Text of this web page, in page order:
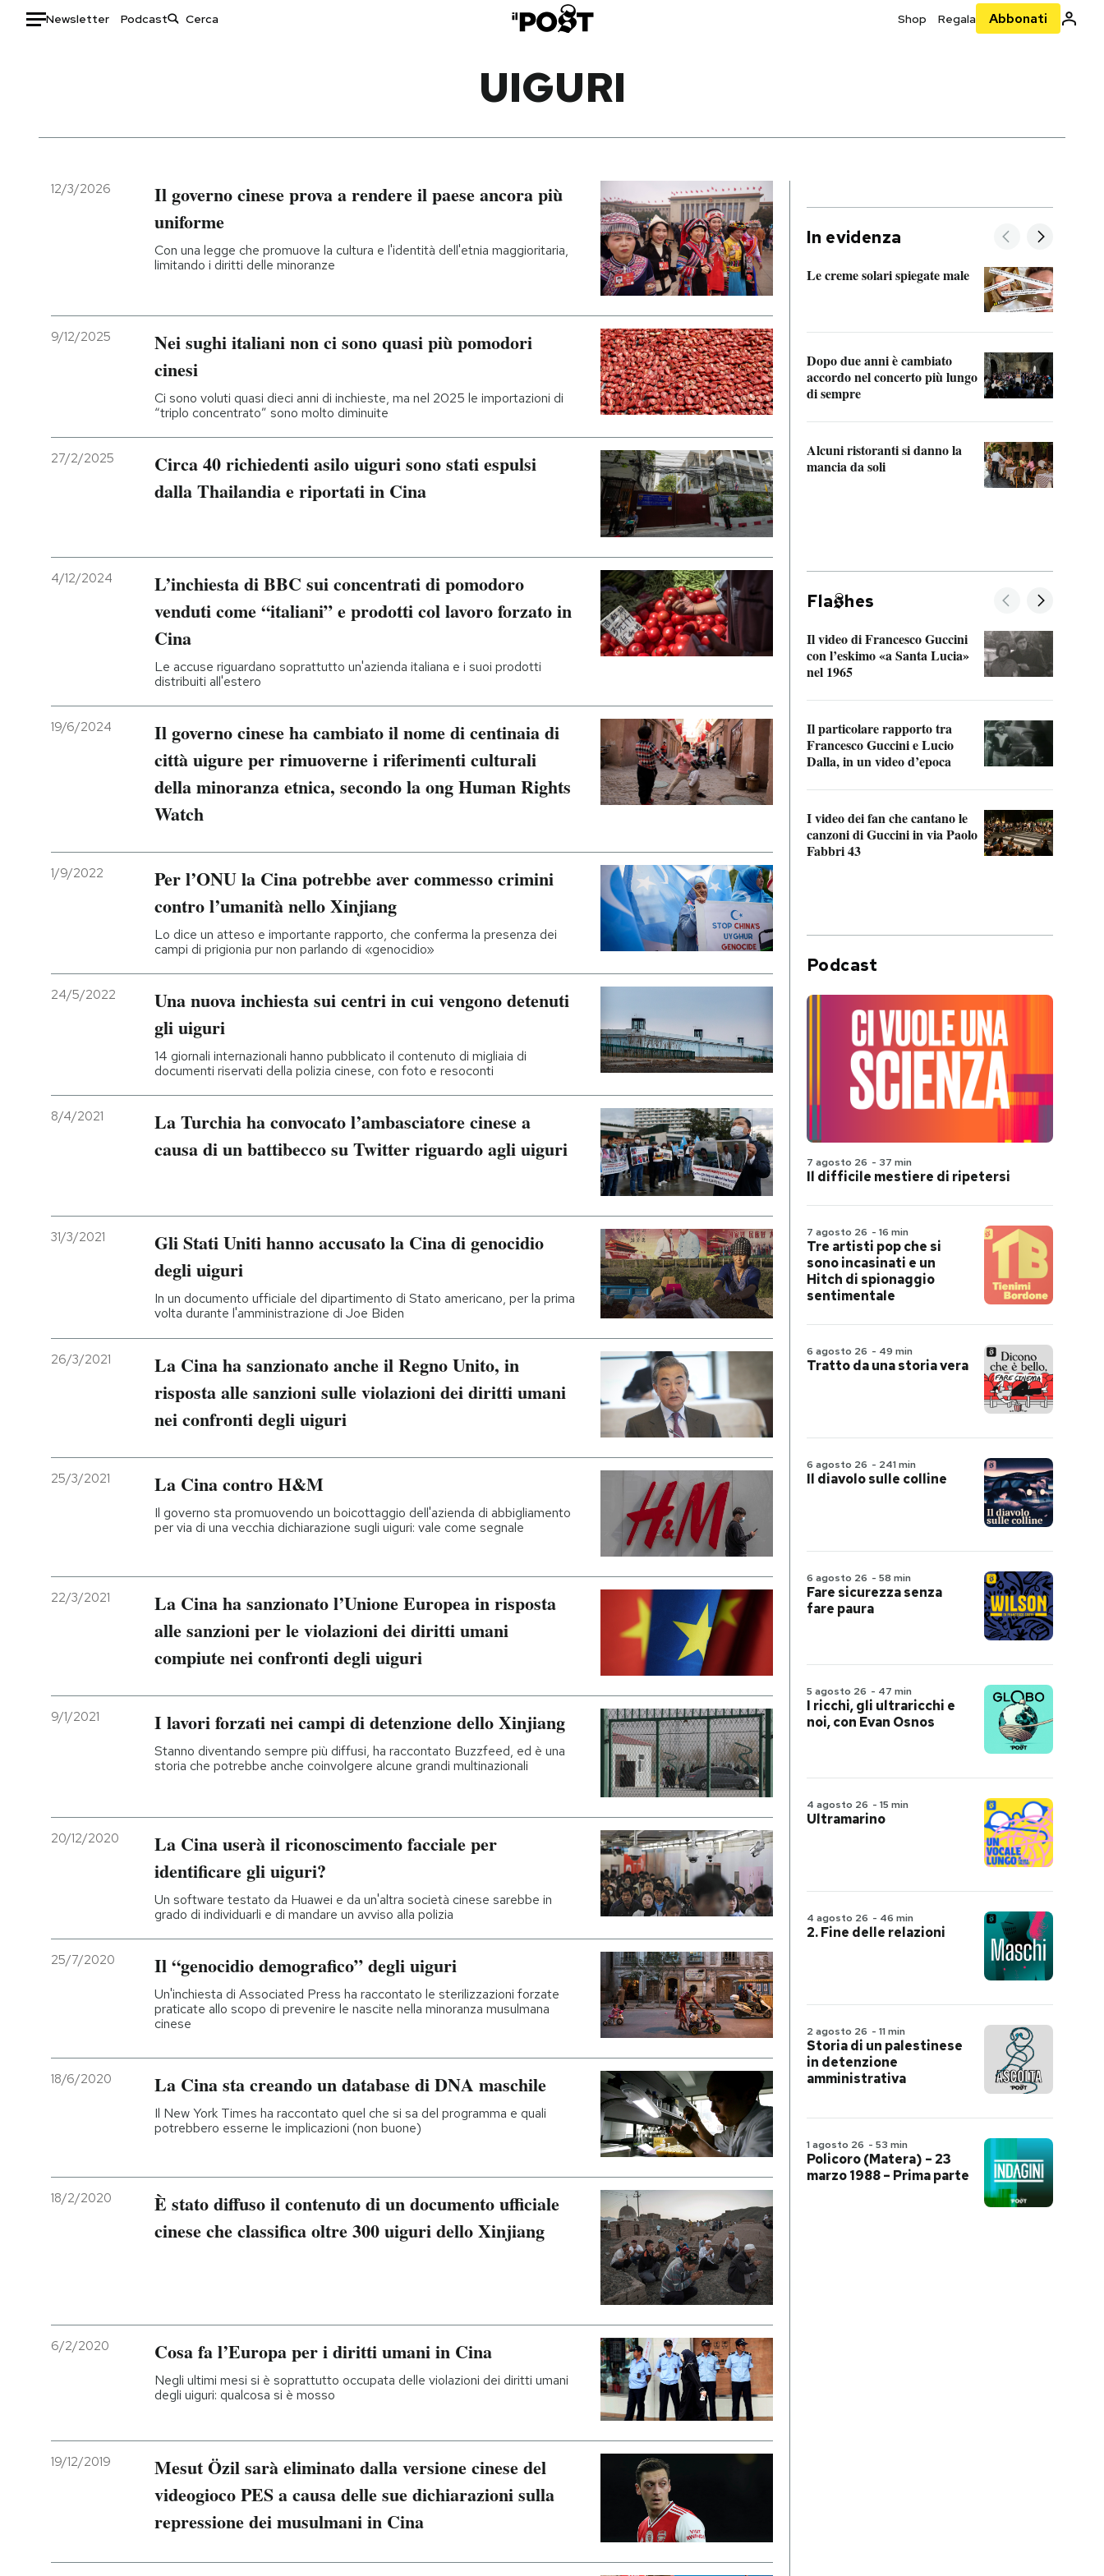
Newsletter Podcast Shop Regala Abbonati
Italia
Politica
Moda
Ok Boomer!
Media
NEWSLETTER
AREA PERSONALE
Entra
UIGURI
12/3/2026
Il governo cinese prova a rendere il paese ancora più
uniforme
Con una legge che promuove la cultura e l'identità dell'etnia maggioritaria,
limitando i diritti delle minoranze
9/12/2025
Nei sughi italiani non ci sono quasi più pomodori
cinesi
Ci sono voluti quasi dieci anni di inchieste, ma nel 2025 le importazioni di
“triplo concentrato” sono molto diminuite
27/2/2025
Circa 40 richiedenti asilo uiguri sono stati espulsi
dalla Thailandia e riportati in Cina
4/12/2024
L’inchiesta di BBC sui concentrati di pomodoro
venduti come “italiani” e prodotti col lavoro forzato in
Cina
Le accuse riguardano soprattutto un'azienda italiana e i suoi prodotti
distribuiti all'estero
19/6/2024
Il governo cinese ha cambiato il nome di centinaia di
città uigure per rimuoverne i riferimenti culturali
della minoranza etnica, secondo la ong Human Rights
Watch
1/9/2022
Per l’ONU la Cina potrebbe aver commesso crimini
contro l’umanità nello Xinjiang
Lo dice un atteso e importante rapporto, che conferma la presenza dei
campi di prigionia pur non parlando di «genocidio»
24/5/2022
Una nuova inchiesta sui centri in cui vengono detenuti
gli uiguri
14 giornali internazionali hanno pubblicato il contenuto di migliaia di
documenti riservati della polizia cinese, con foto e resoconti
8/4/2021
La Turchia ha convocato l’ambasciatore cinese a
causa di un battibecco su Twitter riguardo agli uiguri
31/3/2021
Gli Stati Uniti hanno accusato la Cina di genocidio
degli uiguri
In un documento ufficiale del dipartimento di Stato americano, per la prima
volta durante l'amministrazione di Joe Biden
26/3/2021
La Cina ha sanzionato anche il Regno Unito, in
risposta alle sanzioni sulle violazioni dei diritti umani
nei confronti degli uiguri
25/3/2021 La Cina contro H&M
Il governo sta promuovendo un boicottaggio dell'azienda di abbigliamento
per via di una vecchia dichiarazione sugli uiguri: vale come segnale
22/3/2021
La Cina ha sanzionato l’Unione Europea in risposta
alle sanzioni per le violazioni dei diritti umani
compiute nei confronti degli uiguri
9/1/2021 I lavori forzati nei campi di detenzione dello Xinjiang
Stanno diventando sempre più diffusi, ha raccontato Buzzfeed, ed è una
storia che potrebbe anche coinvolgere alcune grandi multinazionali
20/12/2020
La Cina userà il riconoscimento facciale per
identificare gli uiguri?
Un software testato da Huawei e da un'altra società cinese sarebbe in
grado di individuarli e di mandare un avviso alla polizia
25/7/2020 Il “genocidio demografico” degli uiguri
Un'inchiesta di Associated Press ha raccontato le sterilizzazioni forzate
praticate allo scopo di prevenire le nascite nella minoranza musulmana
cinese
18/6/2020 La Cina sta creando un database di DNA maschile
Il New York Times ha raccontato quel che si sa del programma e quali
potrebbero esserne le implicazioni (non buone)
18/2/2020
È stato diffuso il contenuto di un documento ufficiale
cinese che classifica oltre 300 uiguri dello Xinjiang
6/2/2020 Cosa fa l’Europa per i diritti umani in Cina
Negli ultimi mesi si è soprattutto occupata delle violazioni dei diritti umani
degli uiguri: qualcosa si è mosso
19/12/2019
Mesut Özil sarà eliminato dalla versione cinese del
videogioco PES a causa delle sue dichiarazioni sulla
repressione dei musulmani in Cina
In evidenza
Le creme solari spiegate male
Dopo due anni è cambiato
accordo nel concerto più lungo
di sempre
Alcuni ristoranti si danno la
mancia da soli
Fla hes
Il video di Francesco Guccini
con l’eskimo «a Santa Lucia»
nel 1965
Il particolare rapporto tra
Francesco Guccini e Lucio
Dalla, in un video d’epoca
I video dei fan che cantano le
canzoni di Guccini in via Paolo
Fabbri 43
Podcast
7 agosto 26 - 37 min
Il difficile mestiere di ripetersi
7 agosto 26 - 16 min
Tre artisti pop che si
sono incasinati e un
Hitch di spionaggio
sentimentale
6 agosto 26 - 49 min
Tratto da una storia vera
6 agosto 26 - 241 min
Il diavolo sulle colline
6 agosto 26 - 58 min
Fare sicurezza senza
fare paura
5 agosto 26 - 47 min
I ricchi, gli ultraricchi e
noi, con Evan Osnos
4 agosto 26 - 15 min
Ultramarino
4 agosto 26 - 46 min
2. Fine delle relazioni
2 agosto 26 - 11 min
Storia di un palestinese
in detenzione
amministrativa
1 agosto 26 - 53 min
Policoro (Matera) – 23
marzo 1988 – Prima parte